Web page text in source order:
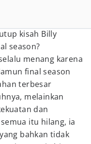
kisah Billy
season?
menang karena
final season
terbesar
melainkan
dan
itu hilang, ia
bahkan tidak